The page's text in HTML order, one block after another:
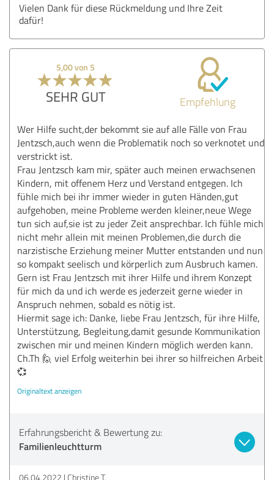
Vielen Dank für diese Rückmeldung und Ihre Zeit
dafür!
5,00 von 5
SEHR GUT Empfehlung
Wer Hilfe sucht,der bekommt sie auf alle Fälle von Frau
Jentzsch,auch wenn die Problematik noch so verknotet und
verstrickt ist.
Frau Jentzsch kam mir, später auch meinen erwachsenen
Kindern, mit offenem Herz und Verstand entgegen. Ich
fühle mich bei ihr immer wieder in guten Händen,gut
aufgehoben, meine Probleme werden kleiner,neue Wege
tun sich auf,sie ist zu jeder Zeit ansprechbar. Ich fühle mich
nicht mehr allein mit meinen Problemen,die durch die
narzistische Erziehung meiner Mutter entstanden und nun
so kompakt seelisch und körperlich zum Ausbruch kamen.
Gern ist Frau Jentzsch mit ihrer Hilfe und ihrem Konzept
für mich da und ich werde es jederzeit gerne wieder in
Anspruch nehmen, sobald es nötig ist.
Hiermit sage ich: Danke, liebe Frau Jentzsch, für ihre Hilfe,
Unterstützung, Begleitung,damit gesunde Kommunikation
zwischen mir und meinen Kindern möglich werden kann.
Ch.Th 🙋 viel Erfolg weiterhin bei ihrer so hilfreichen Arbeit
💞
Originaltext anzeigen
Erfahrungsbericht & Bewertung zu:
Familienleuchtturm
06.04.2022 Christine T.